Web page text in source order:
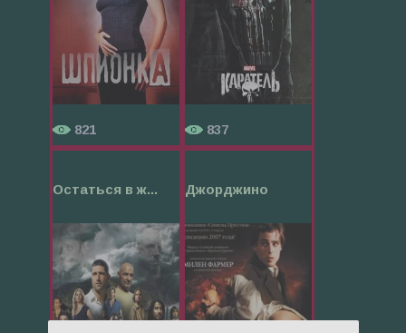
821 837
Остаться в ж... Джорджино